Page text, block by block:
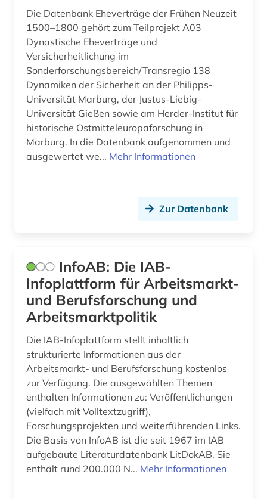
arbeiterbewegung (8)
arbeiterin (1)
arbeitgeberverband (1)
arbeitnehmervertretung (2)
arbeitsbedingungen (1)
arbeitsbedingungen und -politik (1)
arbeitsmarktforschung (2)
arbeitsmarktpolitik (1)
arbeitsrecht (1)
architektur (4)
archiv (6)
archivbestand (1)
archäologie (3)
argentinien (3)
arktis (1)
Japan (3)
Jugoslawien (7)
Kanada (11)
Korea (2)
Kroatien (7)
Lettland (6)
Liechtenstein (1)
Moldawien (7)
Niederlande (9)
Niedersachsen (4)
Nordamerika (5)
Nordrhein-Westfalen (6)
Norwegen (4)
Oesterreich (10)
Die Datenbank Eheverträge der Frühen Neuzeit
1500–1800 gehört zum Teilprojekt A03
Dynastische Eheverträge und
Versicherheitlichung im
Sonderforschungsbereich/Transregio 138
Dynamiken der Sicherheit an der Philipps-
Universität Marburg, der Justus-Liebig-
Universität Gießen sowie am Herder-Institut für
historische Ostmitteleuropaforschung in
Marburg. In die Datenbank aufgenommen und
ausgewertet we... Mehr Informationen
Zur Datenbank
InfoAB: Die IAB-
Infoplattform für Arbeitsmarkt-
und Berufsforschung und
Arbeitsmarktpolitik
Die IAB-Infoplattform stellt inhaltlich
strukturierte Informationen aus der
Arbeitsmarkt- und Berufsforschung kostenlos
zur Verfügung. Die ausgewählten Themen
enthalten Informationen zu: Veröffentlichungen
(vielfach mit Volltextzugriff),
Forschungsprojekten und weiterführenden Links.
Die Basis von InfoAB ist die seit 1967 im IAB
aufgebaute Literaturdatenbank LitDokAB. Sie
enthält rund 200.000 N... Mehr Informationen